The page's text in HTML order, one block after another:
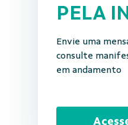
PELA
Envie uma
consulte
em andamento